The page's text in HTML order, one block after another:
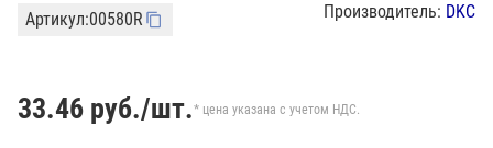
Артикул:00580R Производитель: DKC
33.46 руб./шт.* цена указана с учетом НДС.